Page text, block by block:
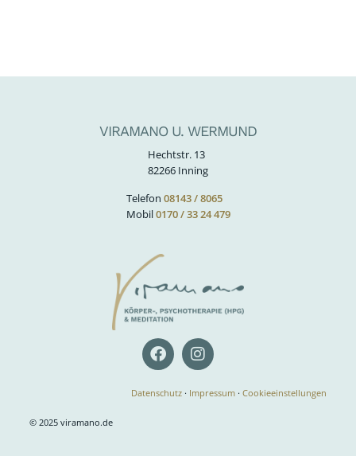
VIRAMANO U. WERMUND
Hechtstr. 13
82266 Inning
Telefon 08143 / 8065
Mobil0170 / 33 24 479
Datenschutz · Impressum · Cookieeinstellungen
© 2025 viramano.de